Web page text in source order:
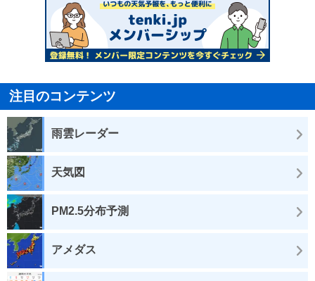
注目のコンテンツ
雨雲レーダー
天気図
PM2.5分布予測
アメダス